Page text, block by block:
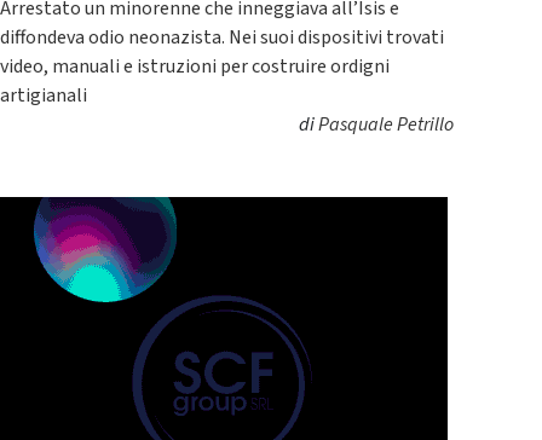
Arrestato un minorenne che inneggiava all’Isis e
diffondeva odio neonazista. Nei suoi dispositivi trovati
video, manuali e istruzioni per costruire ordigni
artigianali
diPasquale Petrillo